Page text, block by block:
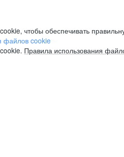
чтобы обеспечивать
файлов cookie
Правила использования